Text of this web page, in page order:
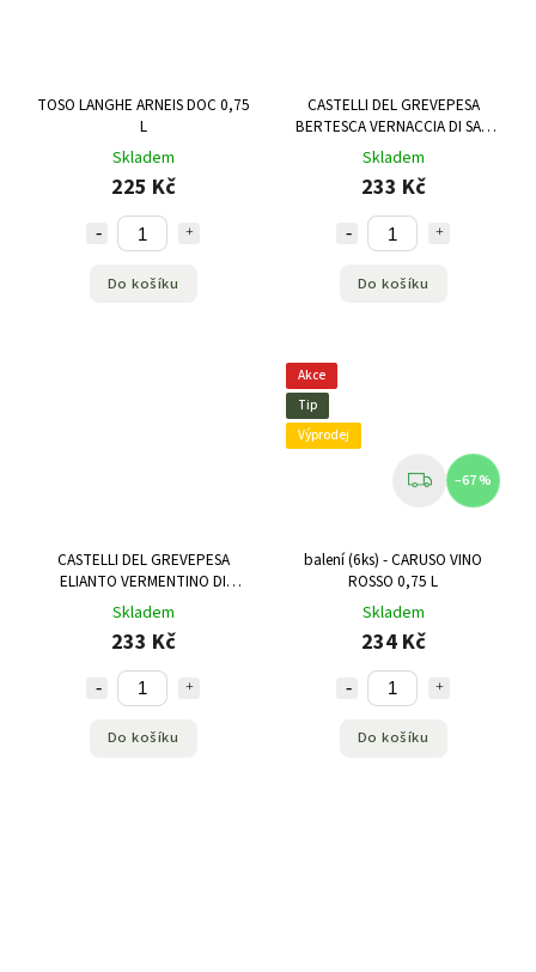
TOSO LANGHE ARNEIS DOC 0,75
L
Skladem
225 Kč
Do košíku
CASTELLI DEL GREVEPESA
BERTESCA VERNACCIA DI SAN
GIMIGNANO DOCG 0,75 L
Skladem
233 Kč
Do košíku
CASTELLI DEL GREVEPESA
ELIANTO VERMENTINO DI
TOSCANA IGT 0,75 L
Skladem
233 Kč
Do košíku
Akce
Tip
Výprodej
–67 %
balení (6ks) - CARUSO VINO
ROSSO 0,75 L
Skladem
234 Kč
Do košíku